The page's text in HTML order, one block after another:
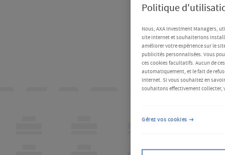
Politique
Nous, AXA Investment Managers,
site Internet et souhaiterions
améliorer votre expérience sur le
publicités personnalisées. Vous
ces cookies facultatifs. Aucun de
automatiquement, et le fait de
Internet. Si vous souhaitez en
souhaitons effectivement collecter,
Gérez vos cookies